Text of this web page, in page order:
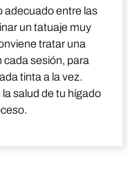
adecuado entre las
un tatuaje muy
tratar una
cada sesión, para
tinta a la vez.
salud de tu hígado